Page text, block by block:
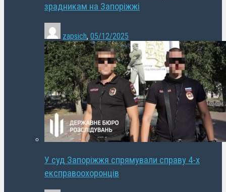
зрадникам на Запоріжжі
zapsich, 05/12/2025
У суд Запоріжжя спрямували справу 4-х
експравоохоронців